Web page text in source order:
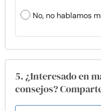
No, no hablamos
5. ¿Interesado en
consejos?